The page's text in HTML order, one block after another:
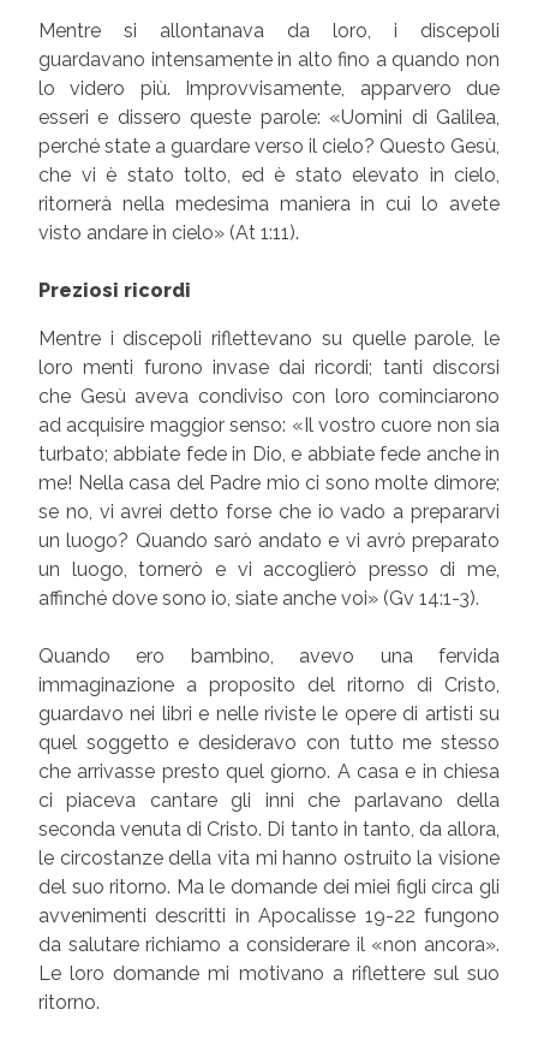
Mentre si allontanava da loro, i discepoli
guardavano intensamente in alto fino a quando non
lo videro più. Improvvisamente, apparvero due
esseri e dissero queste parole: «Uomini di Galilea,
perché state a guardare verso il cielo? Questo Gesù,
che vi è stato tolto, ed è stato elevato in cielo,
ritornerà nella medesima maniera in cui lo avete
visto andare in cielo» (At 1:11).
Preziosi ricordi
Mentre i discepoli riflettevano su quelle parole, le
loro menti furono invase dai ricordi; tanti discorsi
che Gesù aveva condiviso con loro cominciarono
ad acquisire maggior senso: «Il vostro cuore non sia
turbato; abbiate fede in Dio, e abbiate fede anche in
me! Nella casa del Padre mio ci sono molte dimore;
se no, vi avrei detto forse che io vado a prepararvi
un luogo? Quando sarò andato e vi avrò preparato
un luogo, tornerò e vi accoglierò presso di me,
affinché dove sono io, siate anche voi» (Gv 14:1-3).
Quando ero bambino, avevo una fervida
immaginazione a proposito del ritorno di Cristo,
guardavo nei libri e nelle riviste le opere di artisti su
quel soggetto e desideravo con tutto me stesso
che arrivasse presto quel giorno. A casa e in chiesa
ci piaceva cantare gli inni che parlavano della
seconda venuta di Cristo. Di tanto in tanto, da allora,
le circostanze della vita mi hanno ostruito la visione
del suo ritorno. Ma le domande dei miei figli circa gli
avvenimenti descritti in Apocalisse 19-22 fungono
da salutare richiamo a considerare il «non ancora».
Le loro domande mi motivano a riflettere sul suo
ritorno.